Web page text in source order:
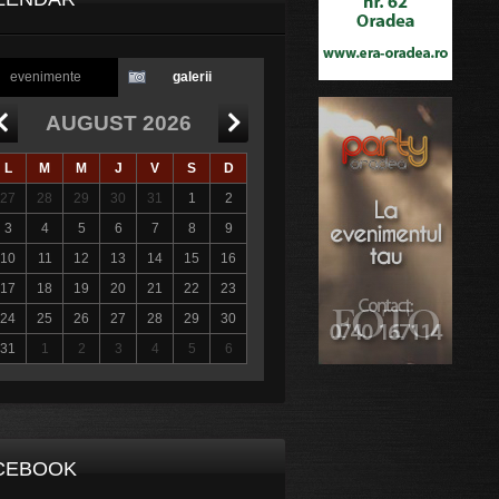
evenimente galerii
AUGUST 2026
L M M J V S
D
27
28 29 30 31 1
2
3
4 5 6 7 8
9
10
11 12 13 14 15
16
17
18 19 20 21 22
23
24
25 26 27 28 29
30
31
1 2 3 4 5 6